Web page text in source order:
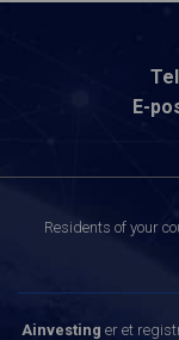
E-
Residents of your
Ainvesting er et